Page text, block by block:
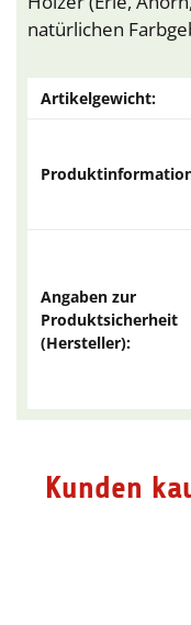
natürlichen
Artikelgewicht:
Angaben zur
Produktsicherheit
(Hersteller):
Kunden